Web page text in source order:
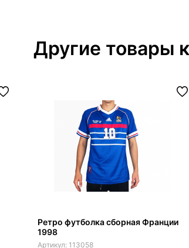
Другие товары
Ретро футболка сборная Франции
1998
113058